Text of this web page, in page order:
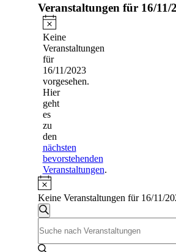
Veranstaltungen für 16/11/
Hinweis
Keine
Veranstaltungen
für
16/11/2023
vorgesehen.
Hier
geht
es
zu
den
nächsten
bevorstehenden
Veranstaltungen.
Hinweis
Keine Veranstaltungen für 16/11/
Veranstaltungen
Suche
und
Suche
Schlüsselwort
eingeben.